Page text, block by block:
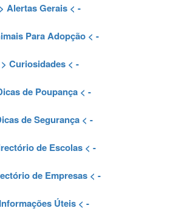
Alertas Gerais < -
Para Adopção < -
Curiosidades< -
de Poupança < -
de Segurança< -
de Escolas < -
de Empresas< -
Informações Úteis< -